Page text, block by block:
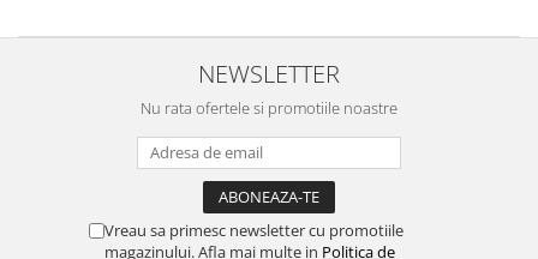
NEWSLETTER
Nu rata ofertele si promotiile noastre
Vreau sa primesc newsletter cu promotiile
magazinului. Afla mai multe in Politica de